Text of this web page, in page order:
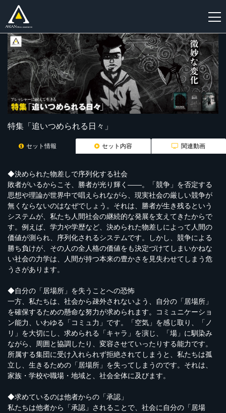
特集「追いつめられる日々」
セット情報 セット内容 関連動画
◆決められた物差しで序列化する社会
敗者がいるからこそ、勝者が光り輝く――。「競争」を否定する
思想や理論が世界中で唱えられながら、現実社会の厳しい競争が
無くならないのはなぜでしょう。それは、勝者が生き残るという
システムが、私たち人間社会の継続的な発展を支えてきたからで
す。例えば、学力や学歴など、決められた物差しによって人間の
価値が測られ、序列化されるシステムです。しかし、競争による
勝ち負けが、その人の全人格の価値をも決定づけてしまいかねな
い社会の力学は、人間が持つ本来の豊かさを見失わせてしまう危
うさがあります。
◆自分の「居場所」を失うことへの恐怖
一方、私たちは、社会から疎外されないよう、自分の「居場所」
を確保するための懸命な努力が求められます。コミュニケーショ
ン能力、いわゆる「コミュ力」です。「空気」を感じ取り、「ノ
リ」を大切にし、求められる「キャラ」を演じ、「場」に馴染み
ながら、周囲と協調したり、変容させていったりする能力です。
所属する集団に受け入れられず拒絶されてしまうと、私たちは孤
立し、生きるための「居場所」を失ってしまうのです。それは、
家族・学校や職場・地域と、社会全体に及びます。
◆求めているのは他者からの「承認」
私たちは他者から「承認」されることで、社会に自分の「居場